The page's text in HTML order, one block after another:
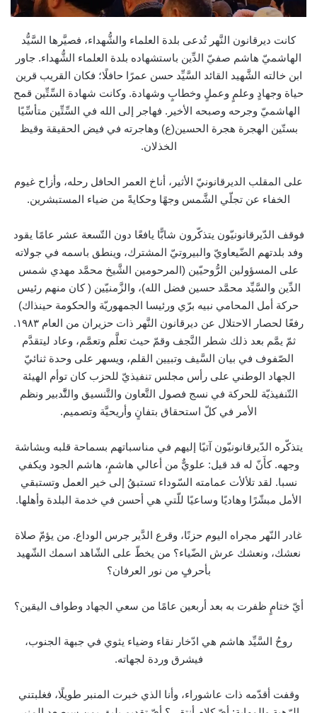
كانت ديرقانون النَّهر تُدعى بلدة العلماء والشُّهداء، فصيَّرها السَّيُّد
الهاشميّ هاشم صفيّ الدِّين باستشهاده بلدة العلماء الشُّهداء. جاور
ابن خالته الشَّهيد القائد السَّيِّد حسن عمرًا حافلًا؛ فكان القريب قرين
حياة وجهادٍ وعلمٍ وعملٍ وخطابٍ وشهادة. وكانت شهادة السِّتِّين قمح
الهاشميّ وجرحه وصبحه الأخير. فهاجر إلى الله في السِّتِّين متأسِّيًا
بستّين الهجرة هجرة الحسين(ع) وهاجرته في فيض الحقيقة وقيظ
الخذلان.
على المقلب الديرقانونيّ الأثير، أناخ العمر الحافل رحله، وأزاح غيوم
الخفاء عن تجلّي الشَّمس وجهًا وحكايةً من ضياء المستبشرين.
فوقف الدّيرقانونيّون يتذكّرون شابًّا يافعًا دون التّسعة عشر عامًا يقود
وفد بلدتهم الضّيعاويّ والبيروتيّ المشترك، وينطق باسمه في جولاته
على المسؤولين الرُّوحيّين (المرحومين الشَّيخ محمَّد مهدي شمس
الدِّين والسَّيِّد محمَّد حسين فضل الله)، والزَّمنيّين ( كان منهم رئيس
حركة أمل المحامي نبيه برّي ورئيسا الجمهوريّة والحكومة حينذاك)
رفعًا لحصار الاحتلال عن ديرقانون النَّهر ذات حزيران من العام ١٩٨٣.
ثمّ يمَّم بعد ذلك شطر النَّجف وقمّ حيث تعلَّم وتعمَّم، وعاد ليتقدَّم
الصّفوف في بيان السَّيف وتبيين القلم، ويسهر على وحدة ثنائيّ
الجهاد الوطني على رأس مجلس تنفيذيّ للحزب كان توأم الهيئة
التّنفيذيّة للحركة في نسج فصول التَّعاون والتَّنسيق والتَّّدبير ونظم
الأمر في كلّ استحقاق بتفانٍ وأريحيَّة وتصميم.
يتذكّره الدّيرقانونيّون آتيًا إليهم في مناسباتهم بسماحة قلبه وبشاشة
وجهه. كأَنّ له قد قيل: علويٌّ من أعالي هاشمٍ، هاشم الجود ويكفي
نسبا. لقد تلألأت عمامته السّوداء تستبقُ إلى خير العمل وتستبقي
الأمل مبشّرًا وهاديًا وساعيًا للّتي هي أحسن في خدمة البلدة وأهلها.
غادر النّهر مجراه اليوم حزنًا، وقرع الدَّير جرس الوداع. من يؤمّ صلاة
نعشك، ونعشك عرش الضّياء؟ من يخطّ على الشّاهد اسمك الشّهيد
بأحرفٍ من نور العرفان؟
أيّ ختامٍ ظفرت به بعد أربعين عامًا من سعي الجهاد وطواف اليقين؟
روحُ السَّيِّد هاشم هي ادّخار نقاء وضياء يثوي في جبهة الجنوب،
فيشرق وردة لجهاته.
وقفت أقدّمه ذات عاشوراء، وأنا الذي خبرت المنبر طويلًا، فغلبتني